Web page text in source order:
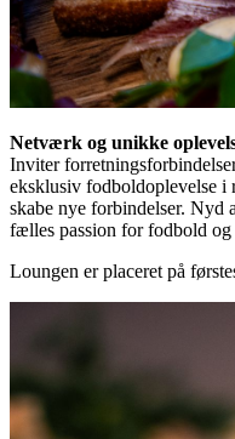
Netværk og unikke
Inviter
eksklusiv fodboldoplevelse i
skabe nye forbindelser. Nyd
fælles passion for fodbold
Loungen er placeret på